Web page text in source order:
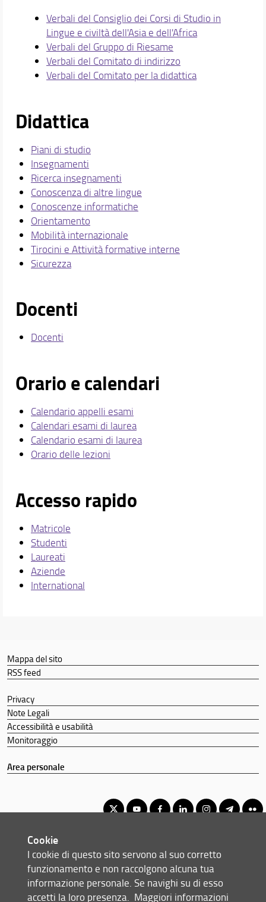
Verbali del Consiglio dei Corsi di Studio in
Lingue e civiltà dell'Asia e dell'Africa
Verbali del Gruppo di Riesame
Verbali del Comitato di indirizzo
Verbali del Comitato per la didattica
Didattica
Piani di studio
Insegnamenti
Ricerca insegnamenti
Conoscenza di altre lingue
Conoscenze informatiche
Orientamento
Mobilità internazionale
Tirocini e Attività formative interne
Sicurezza
Docenti
Docenti
Orario e calendari
Calendario appelli esami
Calendari esami di laurea
Calendario esami di laurea
Orario delle lezioni
Accesso rapido
Matricole
Studenti
Laureati
Aziende
International
Mappa del sito
RSS feed
Privacy
Note Legali
Accessibilità e usabilità
Monitoraggio
Area personale
Corso di Laurea Magistrale in Lingue e civiltà dell’Asia e dell’Africa
© Copyright 2012-2026 Università degli Studi di Firenze UNIFI
P.IVA/Cod.Fis 01279680480
Cookie
I cookie di questo sito servono al suo corretto
funzionamento e non raccolgono alcuna tua
informazione personale. Se navighi su di esso
accetti la loro presenza. Maggiori informazioni